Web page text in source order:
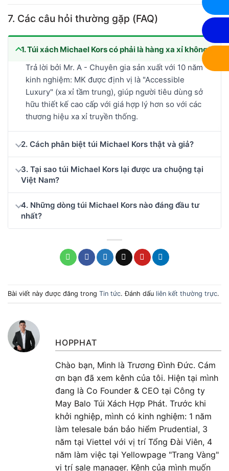
7. Các câu hỏi thường gặp (FAQ)
1. Túi xách Michael Kors có phải là hàng xa xỉ không?
Trả lời bởi Mr. A - Chuyên gia sản xuất với 10 năm
kinh nghiệm: MK được định vị là "Accessible
Luxury" (xa xỉ tầm trung), giúp người tiêu dùng sở
hữu thiết kế cao cấp với giá hợp lý hơn so với các
thương hiệu xa xỉ truyền thống.
2. Cách phân biệt túi Michael Kors thật và giả?
3. Tại sao túi Michael Kors lại được ưa chuộng tại
Việt Nam?
4. Những dòng túi Michael Kors nào đáng đầu tư
nhất?
Bài viết này được đăng trong Tin tức. Đánh dấu liên kết thường trực.
HOPPHAT
Chào bạn, Mình là Trương Đình Đức. Cám
ơn bạn đã xem kênh của tôi. Hiện tại mình
đang là Co Founder & CEO tại Công ty
May Balo Túi Xách Hợp Phát. Trước khi
khởi nghiệp, mình có kinh nghiệm: 1 năm
làm telesale bán bảo hiểm Prudential, 3
năm tại Viettel với vị trí Tổng Đài Viên, 4
năm làm việc tại Yellowpage "Trang Vàng"
vị trí sale manager. Kênh của mình muốn